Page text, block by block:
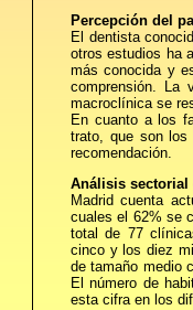
Percepción del
El dentista
otros estudios ha
más conocida y
comprensión. La
macroclínica se
En cuanto a los
trato, que son los
recomendación.
Análisis sectorial
Madrid cuenta
cuales el 62% se
total de 77
cinco y los diez
de tamaño medio
El número de
esta cifra en los